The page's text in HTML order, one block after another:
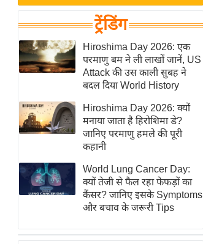
यंग इंडिया
साहित्य जगत
ऑटो वर्ल्ड
न्यूज ब्रीफ
मनोरंजन जगत
बॉलीवुड
हॉलीवुड
फिल्म समीक्षा
News
लाइफस्टाइल
टेक्नॉलॉजी
ब्यूटी/फैशन
ट्रेंडिंग
Hiroshima Day 2026: एक
परमाणु बम ने ली लाखों जानें, US
Attack की उस काली सुबह ने
बदल दिया World History
Hiroshima Day 2026: क्यों
मनाया जाता है हिरोशिमा डे?
जानिए परमाणु हमले की पूरी
कहानी
World Lung Cancer Day:
क्यों तेजी से फैल रहा फेफड़ों का
कैंसर? जानिए इसके Symptoms
और बचाव के जरूरी Tips